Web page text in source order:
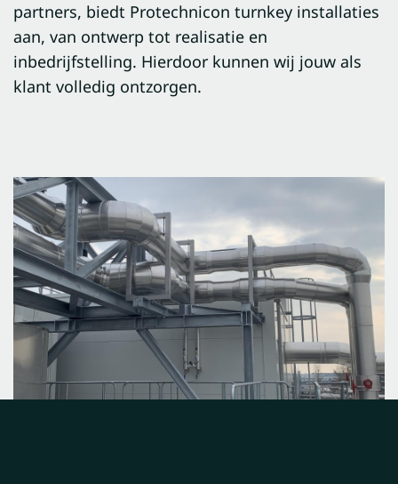
partners, biedt Protechnicon turnkey installaties
aan, van ontwerp tot realisatie en
inbedrijfstelling. Hierdoor kunnen wij jouw als
klant volledig ontzorgen.